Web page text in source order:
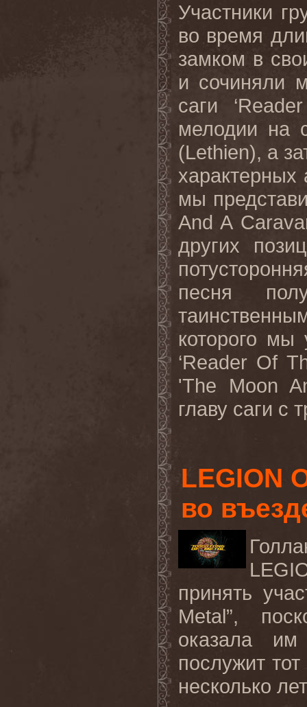
Участники
во время
замком в
и сочиняли
саги
мелодии на
(Lethien), а
характерных
мы
And A
других
песня
которого
‘Reader Of
'The Moon
главу саги с
LEGION
во
принять
Metal”,
оказала
послужит
несколько